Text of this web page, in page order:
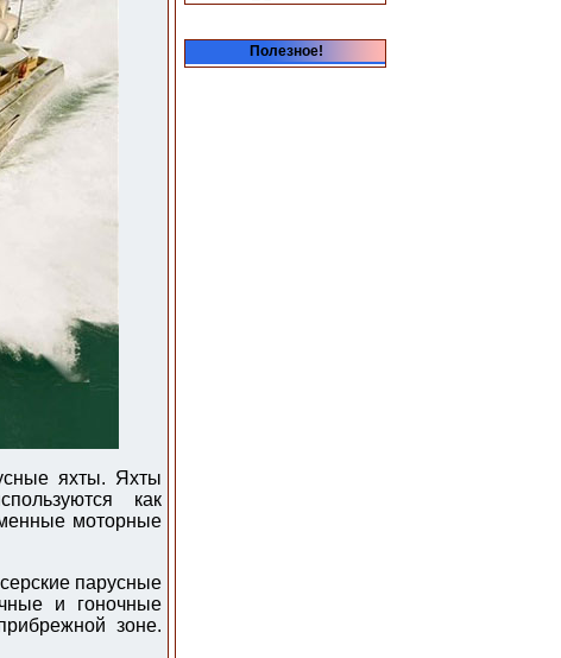
яхты. Яхты
как
моторные
парусные
и гоночные
зоне.
Полезное!